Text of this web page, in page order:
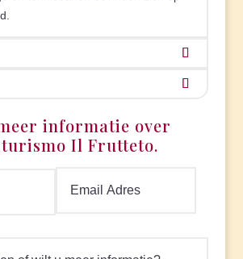
informatie over
Il Frutteto.